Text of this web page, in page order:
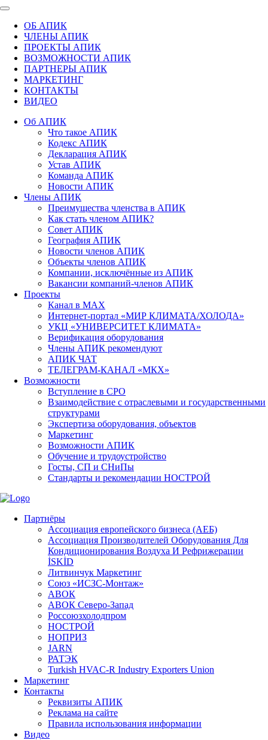
ОБ АПИК
ЧЛЕНЫ АПИК
ПРОЕКТЫ АПИК
ВОЗМОЖНОСТИ АПИК
ПАРТНЕРЫ АПИК
МАРКЕТИНГ
КОНТАКТЫ
ВИДЕО
Об АПИК
Что такое АПИК
Кодекс АПИК
Декларация АПИК
Устав АПИК
Команда АПИК
Новости АПИК
Члены АПИК
Преимущества членства в АПИК
Как стать членом АПИК?
Совет АПИК
География АПИК
Новости членов АПИК
Объекты членов АПИК
Компании, исключённые из АПИК
Вакансии компаний-членов АПИК
Проекты
Канал в MAX
Интернет-портал «МИР КЛИМАТА/ХОЛОДА»
УКЦ «УНИВЕРСИТЕТ КЛИМАТА»
Верификация оборудования
Члены АПИК рекомендуют
АПИК ЧАТ
ТЕЛЕГРАМ-КАНАЛ «МКХ»
Возможности
Вступление в СРО
Взаимодействие с отраслевыми и государственными
структурами
Экспертиза оборудования, объектов
Маркетинг
Возможности АПИК
Обучение и трудоустройство
Госты, СП и СНиПы
Стандарты и рекомендации НОСТРОЙ
Партнёры
Ассоциация европейского бизнеса (АЕБ)
Aссоциация Производителей Оборудования Для
Кондиционирования Воздуха И Рефрижерации
İSKİD
Литвинчук Маркетинг
Союз «ИСЗС-Монтаж»
АВОК
АВОК Северо-Запад
Россоюзхолодпром
НОСТРОЙ
НОПРИЗ
JARN
РАТЭК
Turkish HVAC-R Industry Exporters Union
Маркетинг
Контакты
Реквизиты АПИК
Реклама на сайте
Правила использования информации
Видео